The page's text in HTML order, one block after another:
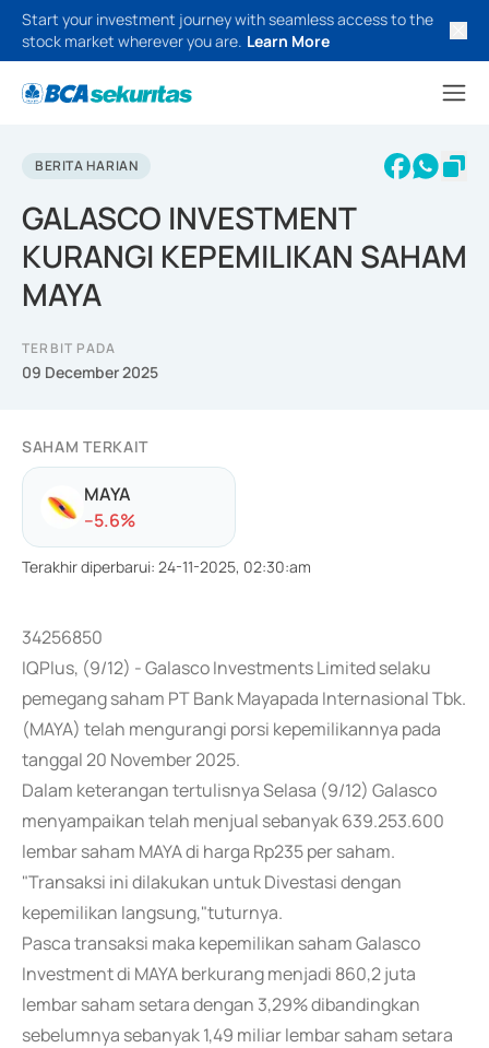
Start your investment journey with seamless access to the
stock market wherever you are. Learn More
BERITA HARIAN
GALASCO INVESTMENT
KURANGI KEPEMILIKAN SAHAM
MAYA
TERBIT PADA
09 December 2025
SAHAM TERKAIT
MAYA
--5.6%
Terakhir diperbarui: 24-11-2025, 02:30:am
34256850
IQPlus, (9/12) - Galasco Investments Limited selaku
pemegang saham PT Bank Mayapada Internasional Tbk.
(MAYA) telah mengurangi porsi kepemilikannya pada
tanggal 20 November 2025.
Dalam keterangan tertulisnya Selasa (9/12) Galasco
menyampaikan telah menjual sebanyak 639.253.600
lembar saham MAYA di harga Rp235 per saham.
"Transaksi ini dilakukan untuk Divestasi dengan
kepemilikan langsung,"tuturnya.
Pasca transaksi maka kepemilikan saham Galasco
Investment di MAYA berkurang menjadi 860,2 juta
lembar saham setara dengan 3,29% dibandingkan
sebelumnya sebanyak 1,49 miliar lembar saham setara